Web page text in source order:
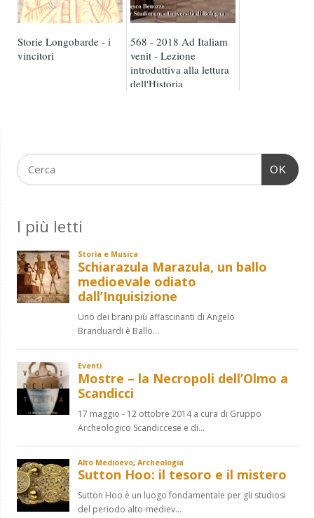
Storie Longobarde - i
vincitori
568 - 2018 Ad Italiam
venit - Lezione
introduttiva alla lettura
dell'Historia
OK
I più letti